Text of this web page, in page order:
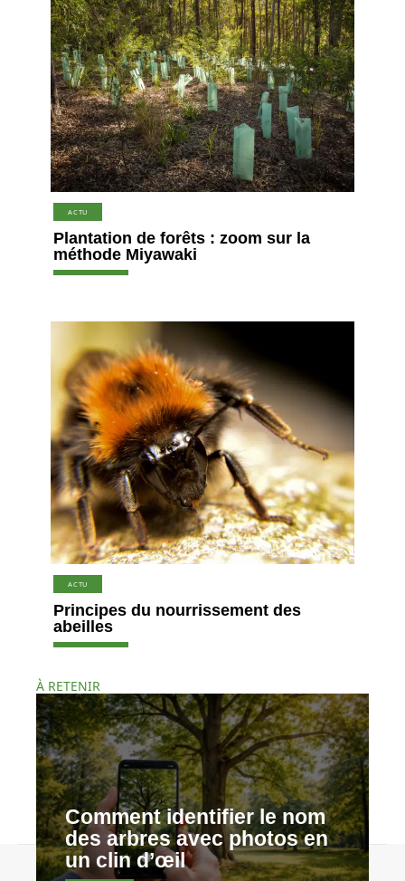
ACTU
Plantation de forêts : zoom sur la
méthode Miyawaki
ACTU
Principes du nourrissement des
abeilles
À RETENIR
Comment identifier le nom
des arbres avec photos en
un clin d’œil
Contact Mentions légales Sitemap